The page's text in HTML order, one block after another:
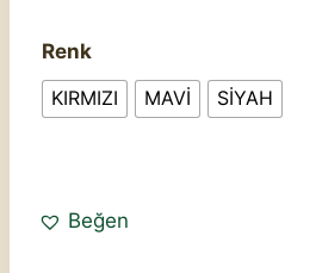
Renk
KIRMIZI
MAVİ SİYAH
Beğen